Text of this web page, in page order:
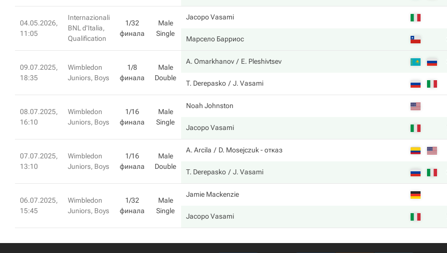
04.05.2026,
11:05
Internazionali
BNL d'Italia,
Qualification
1/32
финала
Male
Single
Jacopo Vasami
Марсело Барриос
09.07.2025,
18:35
Wimbledon
Juniors, Boys
1/8
финала
Male
Double
A. Omarkhanov E. Pleshivtsev
T. Derepasko J. Vasami
08.07.2025,
16:10
Wimbledon
Juniors, Boys
1/16
финала
Male
Single
Noah Johnston
Jacopo Vasami
07.07.2025,
13:10
Wimbledon
Juniors, Boys
1/16
финала
Male
Double
A. Arcila D. Mosejczuk- отказ
T. Derepasko J. Vasami
06.07.2025,
15:45
Wimbledon
Juniors, Boys
1/32
финала
Male
Single
Jamie Mackenzie
Jacopo Vasami